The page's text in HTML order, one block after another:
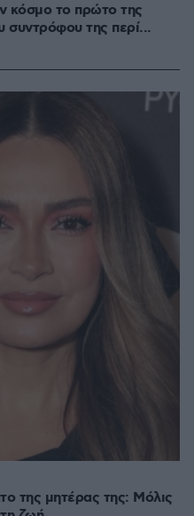
κόσμο το πρώτο της
συντρόφου της περί...
της μητέρας της: Μόλις